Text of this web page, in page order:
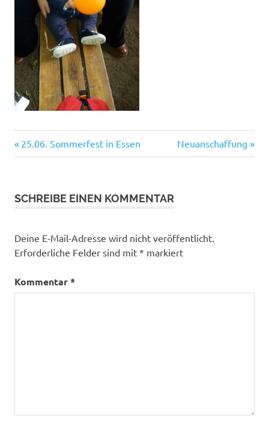
Beitragsnavigation
Vorheriger
Beitrag:
25.06. Sommerfest in Essen
Nächster
Beitrag:
Neuanschaffung
SCHREIBE EINEN KOMMENTAR
Deine E-Mail-Adresse wird nicht veröffentlicht.
Erforderliche Felder sind mit * markiert
Kommentar*